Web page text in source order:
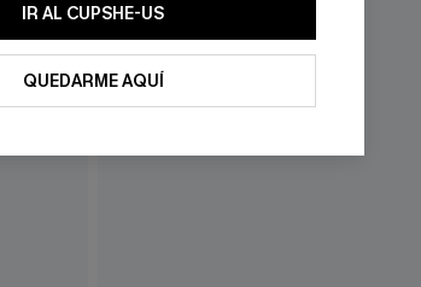
IR AL CUPSHE-US
QUEDARME AQUÍ